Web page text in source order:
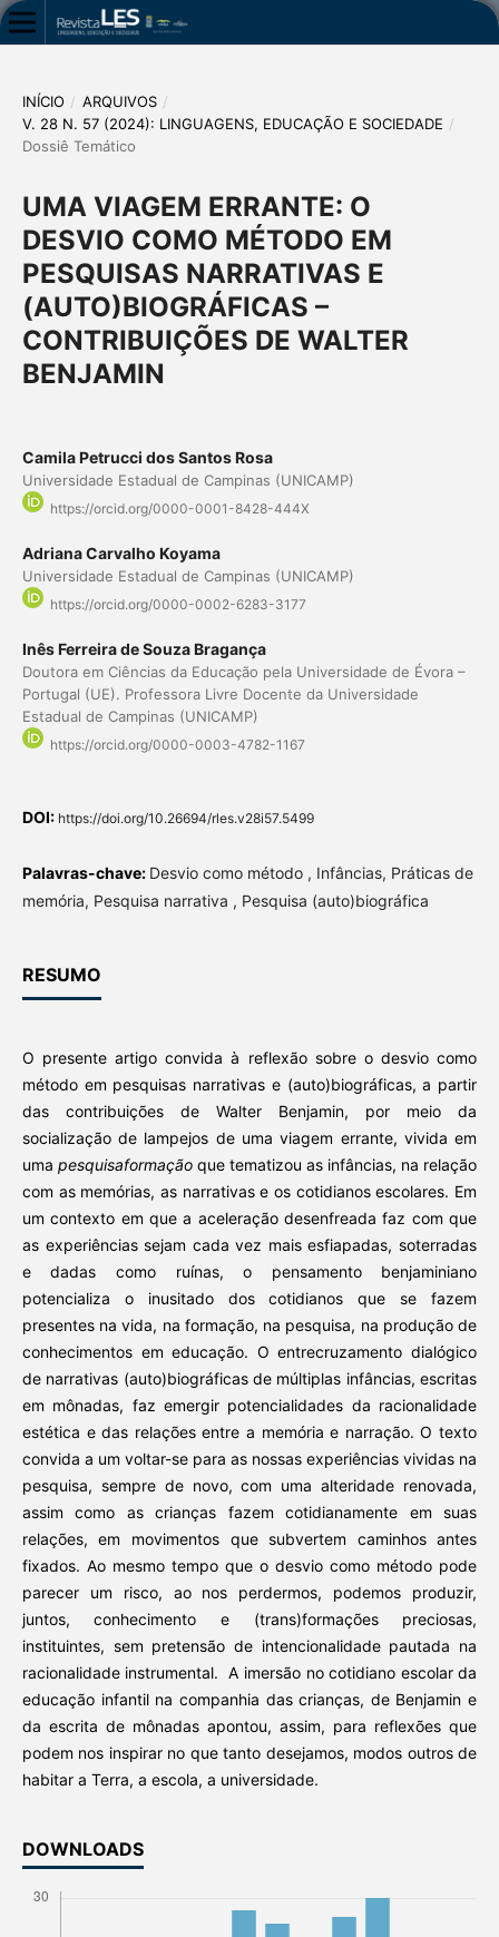
INÍCIO / ARQUIVOS /
V. 28 N. 57 (2024): LINGUAGENS, EDUCAÇÃO E SOCIEDADE /
Dossiê Temático
UMA VIAGEM ERRANTE: O
DESVIO COMO MÉTODO EM
PESQUISAS NARRATIVAS E
(AUTO)BIOGRÁFICAS –
CONTRIBUIÇÕES DE WALTER
BENJAMIN
Camila Petrucci dos Santos Rosa
Universidade Estadual de Campinas (UNICAMP)
https://orcid.org/0000-0001-8428-444X
Adriana Carvalho Koyama
Universidade Estadual de Campinas (UNICAMP)
https://orcid.org/0000-0002-6283-3177
Inês Ferreira de Souza Bragança
Doutora em Ciências da Educação pela Universidade de Évora –
Portugal (UE). Professora Livre Docente da Universidade
Estadual de Campinas (UNICAMP)
https://orcid.org/0000-0003-4782-1167
DOI: https://doi.org/10.26694/rles.v28i57.5499
Palavras-chave: Desvio como método , Infâncias, Práticas de
memória, Pesquisa narrativa , Pesquisa (auto)biográfica
RESUMO
O presente artigo convida à reflexão sobre o desvio como
método em pesquisas narrativas e (auto)biográficas, a partir
das contribuições de Walter Benjamin, por meio da
socialização de lampejos de uma viagem errante, vivida em
uma pesquisaformaçãoque tematizou as infâncias, na relação
com as memórias, as narrativas e os cotidianos escolares. Em
um contexto em que a aceleração desenfreada faz com que
as experiências sejam cada vez mais esfiapadas, soterradas
e dadas como ruínas, o pensamento benjaminiano
potencializa o inusitado dos cotidianos que se fazem
presentes na vida, na formação, na pesquisa, na produção de
conhecimentos em educação. O entrecruzamento dialógico
de narrativas (auto)biográficas de múltiplas infâncias, escritas
em mônadas, faz emergir potencialidades da racionalidade
estética e das relações entre a memória e narração. O texto
convida a um voltar-se para as nossas experiências vividas na
pesquisa, sempre de novo, com uma alteridade renovada,
assim como as crianças fazem cotidianamente em suas
relações, em movimentos que subvertem caminhos antes
fixados. Ao mesmo tempo que o desvio como método pode
parecer um risco, ao nos perdermos, podemos produzir,
juntos, conhecimento e (trans)formações preciosas,
instituintes, sem pretensão de intencionalidade pautada na
racionalidade instrumental. A imersão no cotidiano escolar da
educação infantil na companhia das crianças, de Benjamin e
da escrita de mônadas apontou, assim, para reflexões que
podem nos inspirar no que tanto desejamos, modos outros de
habitar a Terra, a escola, a universidade.
DOWNLOADS